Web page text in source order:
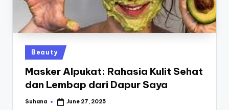
Posted
in
Beauty
Masker Alpukat: Rahasia Kulit Sehat
dan Lembap dari Dapur Saya
Posted
Suhana June 27, 2025